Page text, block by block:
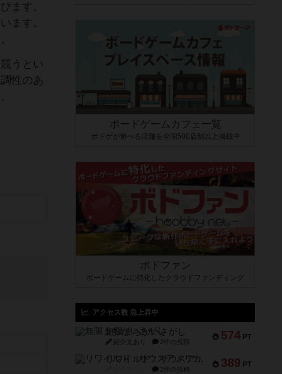
ます。
ます。
うとい
性のあ
ボードゲームカフェ一覧
ボドゲが遊べる店舗を全国500店舗以上掲載中
ボドファン
ボードゲームに特化したクラウドファンディング
アクセス数 急上昇中
574 PT
無限まちがいさがし
紹介文あり 2件の投稿
389 PT
リワイルド：サウスアメリカ
2件の投稿